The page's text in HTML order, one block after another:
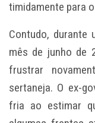
timidamente para
Contudo, durante
mês de junho de
frustrar
sertaneja. O ex-
fria ao estimar